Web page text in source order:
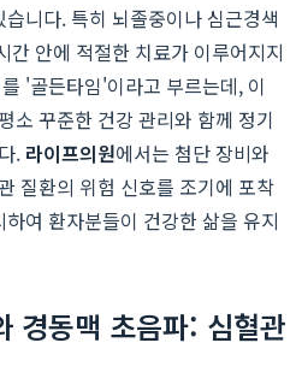
니다. 특히 뇌졸중이나 심근경색
간 안에 적절한 치료가 이루어지지
'골든타임'이라고 부르는데, 이
소 꾸준한 건강 관리와 함께 정기
. 라이프의원에서는 첨단 장비와
질환의 위험 신호를 조기에 포착
여 환자분들이 건강한 삶을 유지
경동맥 초음파: 심혈관